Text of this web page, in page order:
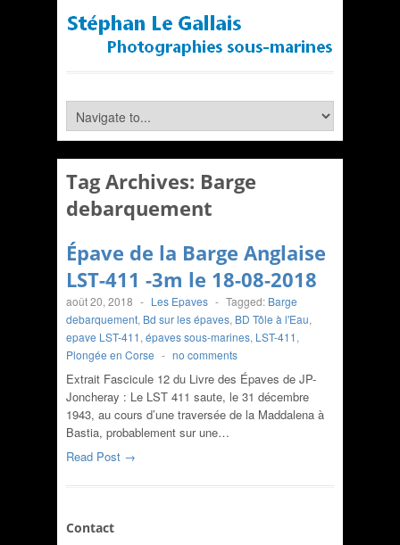
Tag Archives: Barge
debarquement
Épave de la Barge Anglaise
LST-411 -3m le 18-08-2018
août 20, 2018 - Les Epaves - Tagged: Barge
debarquement, Bd sur les épaves, BD Tôle à l'Eau,
epave LST-411, épaves sous-marines, LST-411,
Plongée en Corse - no comments
Extrait Fascicule 12 du Livre des Épaves de JP-
Joncheray : Le LST 411 saute, le 31 décembre
1943, au cours d’une traversée de la Maddalena à
Bastia, probablement sur une…
Read Post →
Contact